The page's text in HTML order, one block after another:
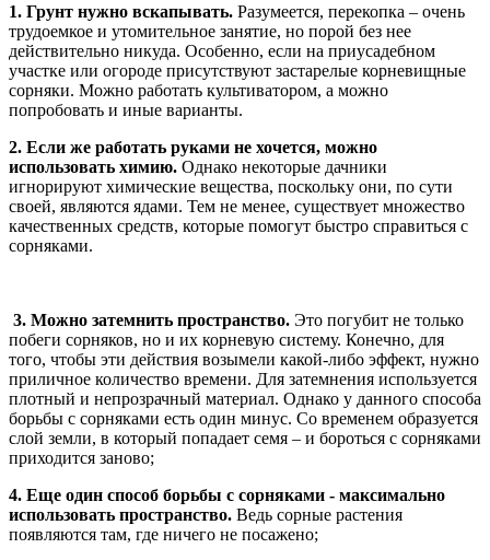
1. Грунт нужно вскапывать. Разумеется, перекопка – очень
трудоемкое и утомительное занятие, но порой без нее
действительно никуда. Особенно, если на приусадебном
участке или огороде присутствуют застарелые корневищные
сорняки. Можно работать культиватором, а можно
попробовать и иные варианты.
2. Если же работать руками не хочется, можно
использовать химию. Однако некоторые дачники
игнорируют химические вещества, поскольку они, по сути
своей, являются ядами. Тем не менее, существует множество
качественных средств, которые помогут быстро справиться с
сорняками.
3. Можно затемнить пространство. Это погубит не только
побеги сорняков, но и их корневую систему. Конечно, для
того, чтобы эти действия возымели какой-либо эффект, нужно
приличное количество времени. Для затемнения используется
плотный и непрозрачный материал. Однако у данного способа
борьбы с сорняками есть один минус. Со временем образуется
слой земли, в который попадает семя – и бороться с сорняками
приходится заново;
4. Еще один способ борьбы с сорняками - максимально
использовать пространство. Ведь сорные растения
появляются там, где ничего не посажено;